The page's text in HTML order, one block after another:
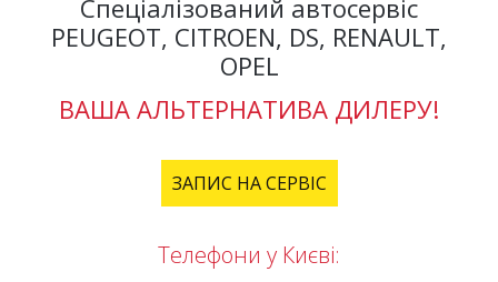
Спеціалізований автосервіс
PEUGEOT, CITROEN, DS, RENAULT,
OPEL
ВАША АЛЬТЕРНАТИВА ДИЛЕРУ!
ЗАПИС НА СЕРВІС
Телефони у Києві: